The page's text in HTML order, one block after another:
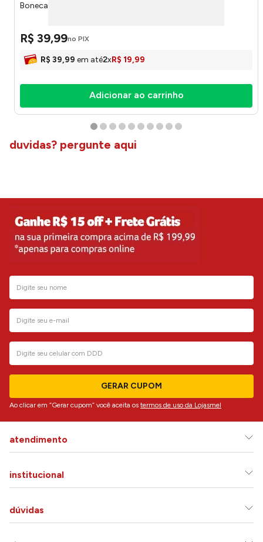
Boneca Duda Faixa Laço 1138 - Bee Toys
R$ 39,99no PIX
R$ 39,99 em até2xR$ 19,99
Adicionar ao carrinho
duvidas? pergunte aqui
GERAR CUPOM
Ao clicar em “Gerar cupom” você aceita os termos de uso da Lojasmel
atendimento
institucional
dúvidas